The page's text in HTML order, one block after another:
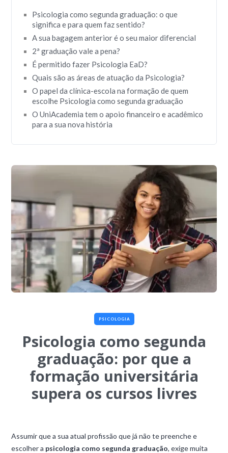
Psicologia como segunda graduação: o que
significa e para quem faz sentido?
A sua bagagem anterior é o seu maior diferencial
2ª graduação vale a pena?
É permitido fazer Psicologia EaD?
Quais são as áreas de atuação da Psicologia?
O papel da clínica-escola na formação de quem
escolhe Psicologia como segunda graduação
O UniAcademia tem o apoio financeiro e acadêmico
para a sua nova história
segunda graduação
PSICOLOGIA
Psicologia como segunda
graduação: por que a
formação universitária
supera os cursos livres
Assumir que a sua atual profissão que já não te preenche e
escolher a psicologia como segunda graduação, exige muita